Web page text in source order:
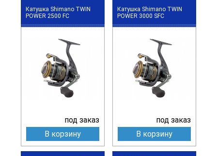
Катушка Shimano TWIN
POWER 2500 FC
под заказ
В корзину
Катушка Shimano TWIN
POWER 3000 SFC
под заказ
В корзину